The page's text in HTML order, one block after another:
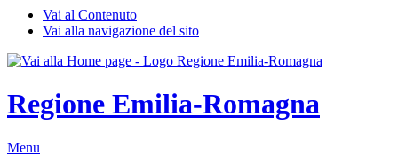
Vai al Contenuto
Vai alla navigazione del sito
Regione Emilia-Romagna
Menu